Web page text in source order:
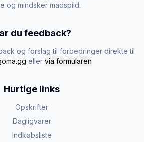
og mindsker madspild.
du feedback?
og forslag til forbedringer direkte til
eller via formularen
Hurtige links
Opskrifter
Dagligvarer
Indkøbsliste